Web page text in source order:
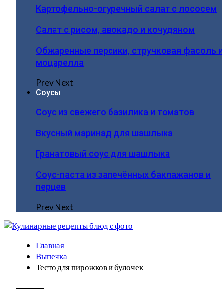
Картофельно-огуречный салат с лососем
Салат с рисом, авокадо и кочудяном
Обжаренные персики, стручковая фасоль
моцарелла
PrevNext
Соусы
Соус из свежего базилика и томатов
Вкусный маринад для шашлыка
Гранатовый соус для шашлыка
Соус-паста из запечённых баклажанов и
перцев
PrevNext
Главная
Выпечка
Тесто для пирожков и булочек